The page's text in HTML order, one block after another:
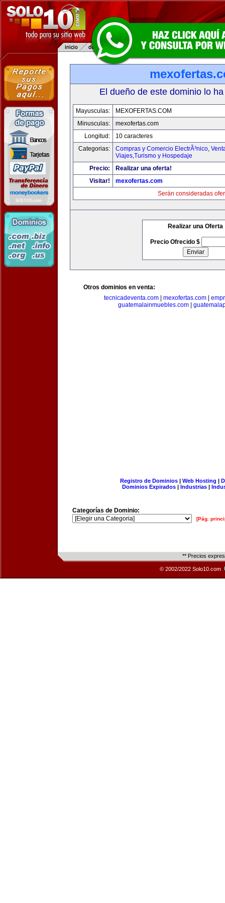
El dueño de este dominio lo
Mayusculas:
MEXOFERTAS.COM
Minusculas:
mexofertas.com
Longitud:
10 caracteres
Categorias:
Compras y Comercio ElectrÃ³nico,
Viajes,Turismo y Hospedaje
Precio:
Realizar una oferta!
Visitar!
mexofertas.com
Serán consideradas
Realizar una Oferta
Precio Ofrecido $
Otros dominios en venta:
tecnicadeventa.com
mexofertas.com
guatemalainmuebles.com|
Registro de Dominios| Web Hosting |
Dominios Expirados | Industrias |
Categorías de Dominio:
[Pág.
** Precios
© 2002/2022 Solo10.com